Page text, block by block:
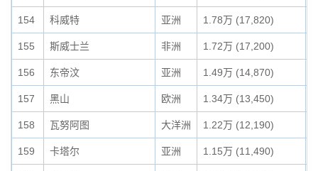
154 科威特 亚洲 1.78万 (17,820)
155 斯威士兰 非洲 1.72万 (17,200)
156 东帝汶 亚洲 1.49万 (14,870)
157 黑山 欧洲 1.34万 (13,450)
158 瓦努阿图 大洋洲 1.22万 (12,190)
159 卡塔尔 亚洲 1.15万 (11,490)